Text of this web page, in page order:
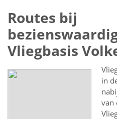
Routes bij
Vliegbasis
in
van